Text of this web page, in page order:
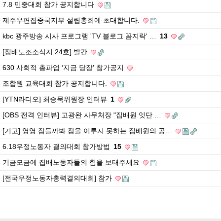
7.8 민중대회 참가 공지합니다
제주우편집중국지부 설립총회에 초대합니다.
kbc 광주방송 시사 프로그램 'TV 블로그 꼼지락' …
13
[집배노조소식지 24호] 발간
630 사회적 총파업 ‘지금 당장’ 참가공지
조합원 교육대회 참가 공지합니다.
[YTN라디오] 최승묵위원장 인터뷰 1
[OBS 전격 인터뷰] 고광완 사무처장 "집배원 잇단 …
[기고] 영영 잠들까봐 잠을 이루지 못하는 집배원의 공…
6.18우정노동자 결의대회 참가방법
15
기금모금에 집배노동자들의 힘을 보태주세요
[전국우정노동자총력결의대회] 참가